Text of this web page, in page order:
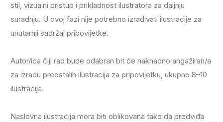
stil, vizualni pristup i prikladnost ilustratora za daljnju
suradnju. U ovoj fazi nije potrebno izrađivati ilustracije za
unutarnji sadržaj pripovijetke.
Autor/ica čiji rad bude odabran bit će naknadno angažiran/a
za izradu preostalih ilustracija za pripovijetku, ukupno 8–10
ilustracija.
Naslovna ilustracija mora biti oblikovana tako da predviđa